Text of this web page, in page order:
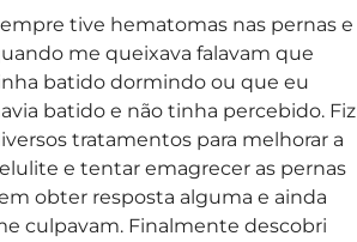
tive hematomas nas pernas e
me queixava falavam que
batido dormindo ou que eu
batido e não tinha percebido. Fiz
tratamentos para melhorar a
e tentar emagrecer as pernas
obter resposta alguma e ainda
culpavam. Finalmente descobri